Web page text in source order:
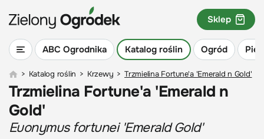
ABC Ogrodnika Katalog roślin Ogród
Sklep
> Katalog roślin > Krzewy > Trzmielina Fortune'a 'Emerald n Gold'
Trzmielina Fortune'a 'Emerald n
Gold'
Euonymus fortunei 'Emerald Gold'